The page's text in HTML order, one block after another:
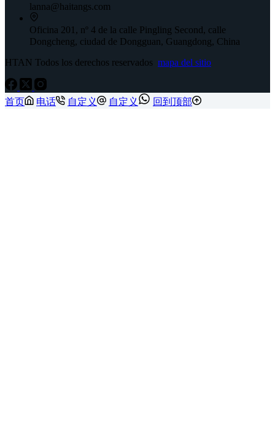
lanna@haitangs.com
Oficina 201, nº 4 de la calle Pingling Second, calle
Dongcheng, ciudad de Dongguan, Guangdong, China
HTAN Todos los derechos reservados mapa del sitio
首页 电话 自定义 自定义 回到顶部